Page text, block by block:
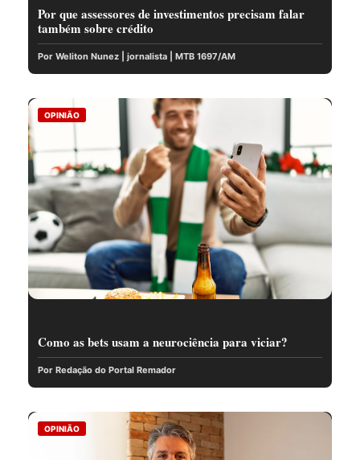
Por que assessores de investimentos precisam falar
também sobre crédito
Por Weliton Nunez | jornalista | MTB 1697/AM
OPINIÃO
Como as bets usam a neurociência para viciar?
Por Redação do Portal Remador
OPINIÃO